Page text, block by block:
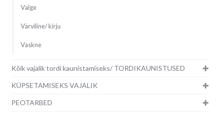
Valge
Värviline/ kirju
Vaskne
Kõik vajalik tordi kaunistamiseks/ TORDIKAUNISTUSED
KÜPSETAMISEKS VAJALIK
PEOTARBED